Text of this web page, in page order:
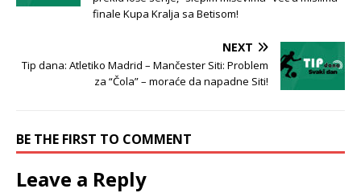
finale Kupa Kralja sa Betisom!
NEXT
Tip dana: Atletiko Madrid – Mančester Siti: Problem
za “Čola” – moraće da napadne Siti!
BE THE FIRST TO COMMENT
Leave a Reply